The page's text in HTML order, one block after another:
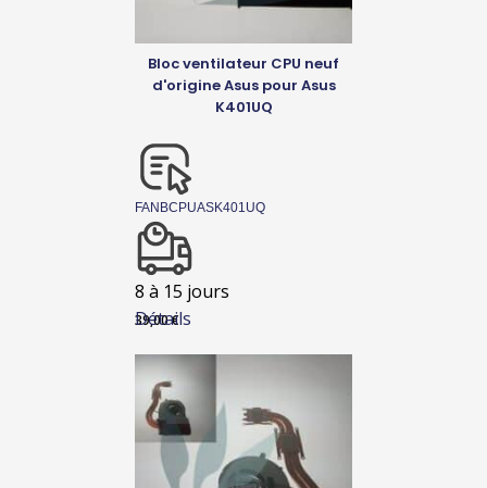
Détails
Bloc ventilateur CPU neuf
d'origine Asus pour Asus
K401UQ
FANBCPUASK401UQ
8 à 15 jours
39,00€